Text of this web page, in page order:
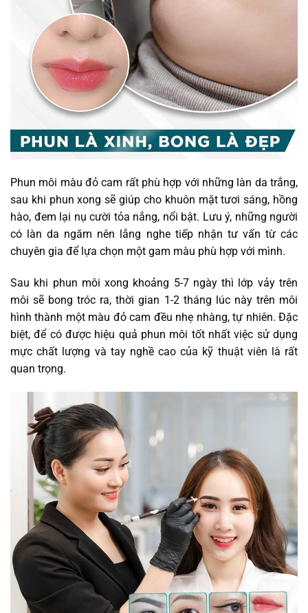
Phun môi màu đỏ cam rất phù hợp với những làn da trắng,
sau khi phun xong sẽ giúp cho khuôn mặt tươi sáng, hồng
hào, đem lại nụ cười tỏa nắng, nổi bật. Lưu ý, những người
có làn da ngăm nên lắng nghe tiếp nhận tư vấn từ các
chuyên gia để lựa chọn một gam màu phù hợp với mình.
Sau khi phun môi xong khoảng 5-7 ngày thì lớp vảy trên
môi sẽ bong tróc ra, thời gian 1-2 tháng lúc này trên môi
hình thành một màu đỏ cam đều nhẹ nhàng, tự nhiên. Đặc
biệt, để có được hiệu quả phun môi tốt nhất việc sử dụng
mực chất lượng và tay nghề cao của kỹ thuật viên là rất
quan trọng.